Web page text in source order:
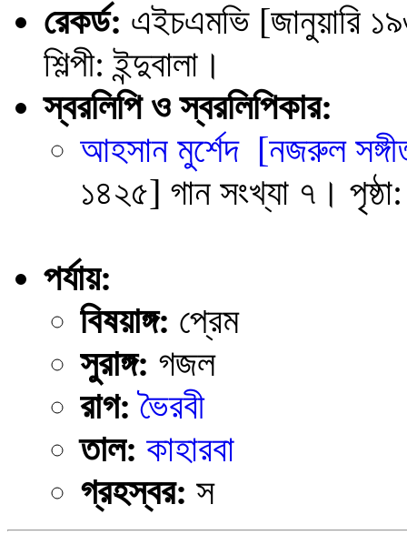
রেকর্ড: এইচএমভি [জানুয়ারি
শিল্পী: ইন্দুবালা।
স্বরলিপি ও স্বরলিপিকার:
আহসান মুর্শেদ [নজরুল
১৪২৫] গান সংখ্যা ৭।
পর্যায়:
বিষয়াঙ্গ: প্রেম
সুরাঙ্গ: গজল
রাগ: ভৈরবী
তাল: কাহারবা
গ্রহস্বর: স